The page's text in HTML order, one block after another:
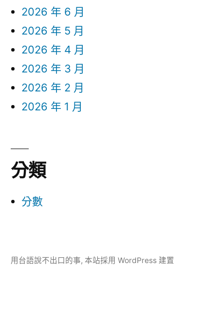
2026 年 6 月
2026 年 5 月
2026 年 4 月
2026 年 3 月
2026 年 2 月
2026 年 1 月
分類
分數
用台語說不出口的事, 本站採用 WordPress 建置